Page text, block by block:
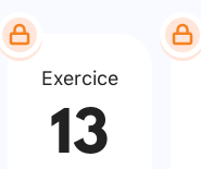
Exercice
13